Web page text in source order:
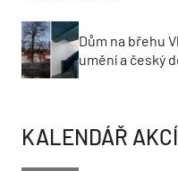
Dům na břehu
umění a český
KALENDÁŘ AKCÍ